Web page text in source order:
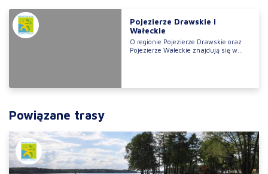
Pojezierze Drawskie i
Wałeckie
O regionie Pojezierze Drawskie oraz
Pojezierze Wałeckie znajdują się w...
Powiązane trasy